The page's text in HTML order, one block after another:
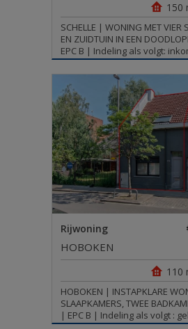
150
SCHELLE | WONING MET VIER
EN ZUIDTUIN IN EEN
EPC B | Indeling als volgt:
Rijwoning
HOBOKEN
110
HOBOKEN | INSTAPKLARE
SLAAPKAMERS, TWEE
| EPC B | Indeling als volgt :